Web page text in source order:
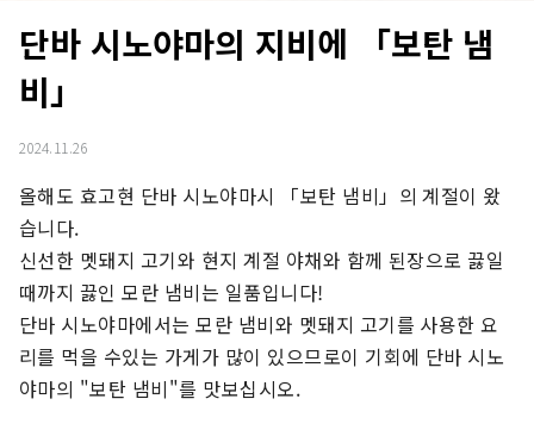
단바 시노야마의 지비에 「보탄 냄
비」
2024.11.26
올해도 효고현 단바 시노야마시 「보탄 냄비」의 계절이 왔
습니다.
신선한 멧돼지 고기와 현지 계절 야채와 함께 된장으로 끓일
때까지 끓인 모란 냄비는 일품입니다!
단바 시노야마에서는 모란 냄비와 멧돼지 고기를 사용한 요
리를 먹을 수있는 가게가 많이 있으므로이 기회에 단바 시노
야마의 "보탄 냄비"를 맛보십시오.